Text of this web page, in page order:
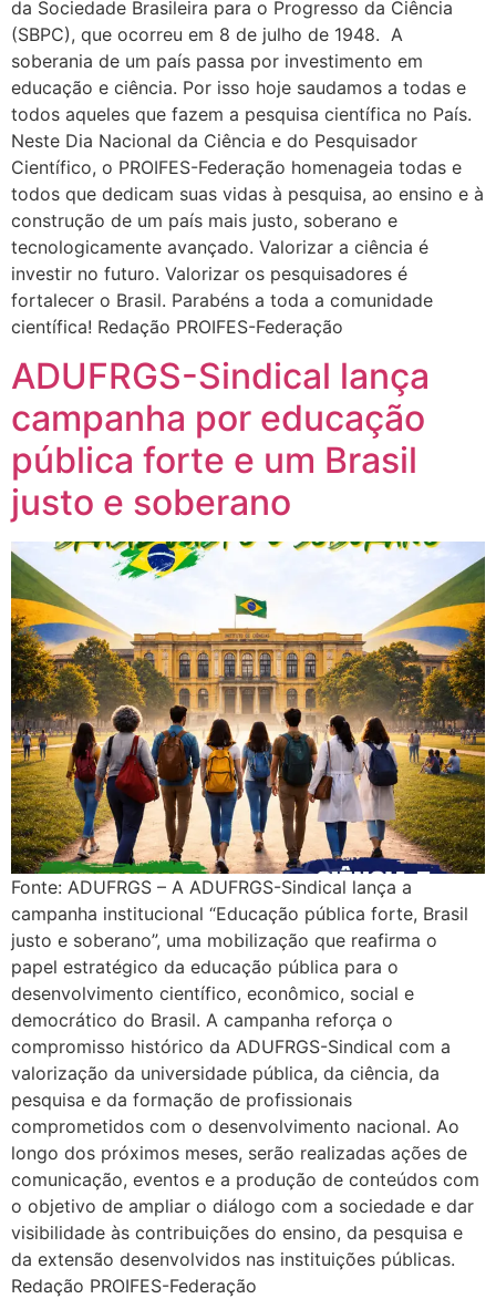
da Sociedade Brasileira para o Progresso da Ciência
(SBPC), que ocorreu em 8 de julho de 1948. A
soberania de um país passa por investimento em
educação e ciência. Por isso hoje saudamos a todas e
todos aqueles que fazem a pesquisa científica no País.
Neste Dia Nacional da Ciência e do Pesquisador
Científico, o PROIFES-Federação homenageia todas e
todos que dedicam suas vidas à pesquisa, ao ensino e à
construção de um país mais justo, soberano e
tecnologicamente avançado. Valorizar a ciência é
investir no futuro. Valorizar os pesquisadores é
fortalecer o Brasil. Parabéns a toda a comunidade
científica! Redação PROIFES-Federação
ADUFRGS-Sindical lança
campanha por educação
pública forte e um Brasil
justo e soberano
Fonte: ADUFRGS – A ADUFRGS-Sindical lança a
campanha institucional “Educação pública forte, Brasil
justo e soberano”, uma mobilização que reafirma o
papel estratégico da educação pública para o
desenvolvimento científico, econômico, social e
democrático do Brasil. A campanha reforça o
compromisso histórico da ADUFRGS-Sindical com a
valorização da universidade pública, da ciência, da
pesquisa e da formação de profissionais
comprometidos com o desenvolvimento nacional. Ao
longo dos próximos meses, serão realizadas ações de
comunicação, eventos e a produção de conteúdos com
o objetivo de ampliar o diálogo com a sociedade e dar
visibilidade às contribuições do ensino, da pesquisa e
da extensão desenvolvidos nas instituições públicas.
Redação PROIFES-Federação